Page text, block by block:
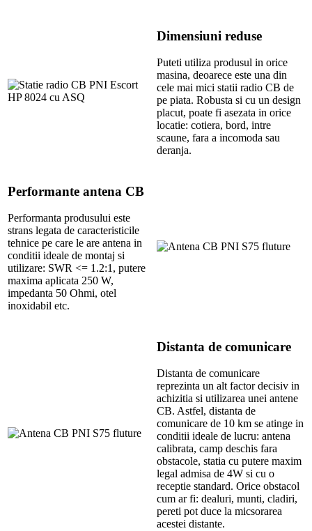
Dimensiuni reduse
Puteti utiliza produsul in orice
masina, deoarece este una din
cele mai mici statii radio CB de
pe piata. Robusta si cu un design
placut, poate fi asezata in orice
locatie: cotiera, bord, intre
scaune, fara a incomoda sau
deranja.
Performante antena CB
Performanta produsului este
strans legata de caracteristicile
tehnice pe care le are antena in
conditii ideale de montaj si
utilizare: SWR <= 1.2:1, putere
maxima aplicata 250 W,
impedanta 50 Ohmi, otel
inoxidabil etc.
Distanta de comunicare
Distanta de comunicare
reprezinta un alt factor decisiv in
achizitia si utilizarea unei antene
CB. Astfel, distanta de
comunicare de 10 km se atinge in
conditii ideale de lucru: antena
calibrata, camp deschis fara
obstacole, statia cu putere maxim
legal admisa de 4W si cu o
receptie standard. Orice obstacol
cum ar fi: dealuri, munti, cladiri,
pereti pot duce la micsorarea
acestei distante.